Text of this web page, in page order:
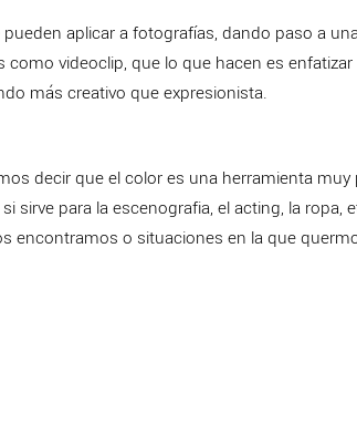
aplicar a fotografías, dando paso a
videoclip, que lo que hacen es
más creativo que expresionista.
decir que el color es una herramienta
sirve para la escenografia, el acting, la ropa,
encontramos o situaciones en la que